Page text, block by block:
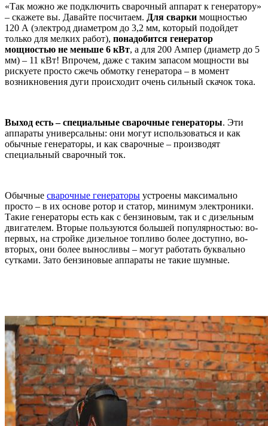
«Так можно же подключить сварочный аппарат к генератору»
– скажете вы. Давайте посчитаем. Для сварки мощностью
120 А (электрод диаметром до 3,2 мм, который подойдет
только для мелких работ), понадобится генератор
мощностью не меньше 6 кВт, а для 200 Ампер (диаметр до 5
мм) – 11 кВт! Впрочем, даже с таким запасом мощности вы
рискуете просто сжечь обмотку генератора – в момент
возникновения дуги происходит очень сильный скачок тока.
Выход есть – специальные сварочные генераторы. Эти
аппараты универсальны: они могут использоваться и как
обычные генераторы, и как сварочные – производят
специальный сварочный ток.
Обычные сварочные генераторы устроены максимально
просто – в их основе ротор и статор, минимум электроники.
Такие генераторы есть как с бензиновым, так и с дизельным
двигателем. Вторые пользуются большей популярностью: во-
первых, на стройке дизельное топливо более доступно, во-
вторых, они более выносливы – могут работать буквально
сутками. Зато бензиновые аппараты не такие шумные.